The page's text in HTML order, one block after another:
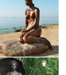
Собачка
уникален и
образца.
в